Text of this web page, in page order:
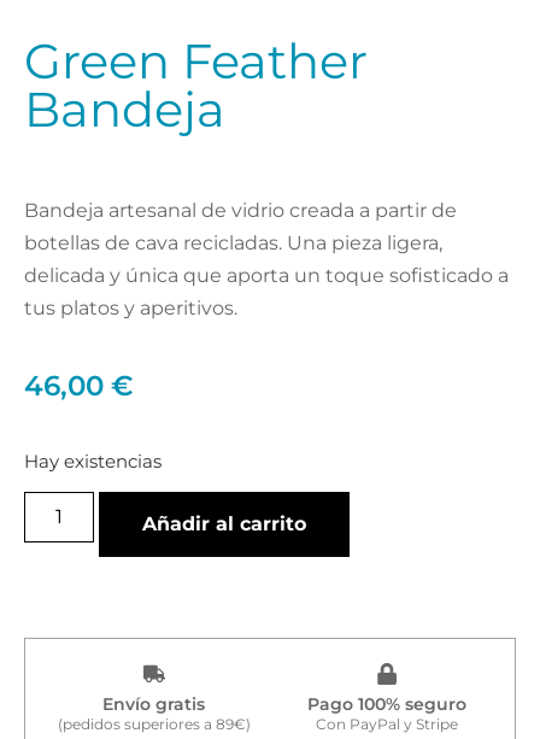
Green Feather
Bandeja
Bandeja artesanal de vidrio creada a partir de
botellas de cava recicladas. Una pieza ligera,
delicada y única que aporta un toque sofisticado a
tus platos y aperitivos.
46,00 €
Hay existencias
Añadir al carrito
Envío gratis
(pedidos superiores a 89€)
Pago 100% seguro
Con PayPal y Stripe